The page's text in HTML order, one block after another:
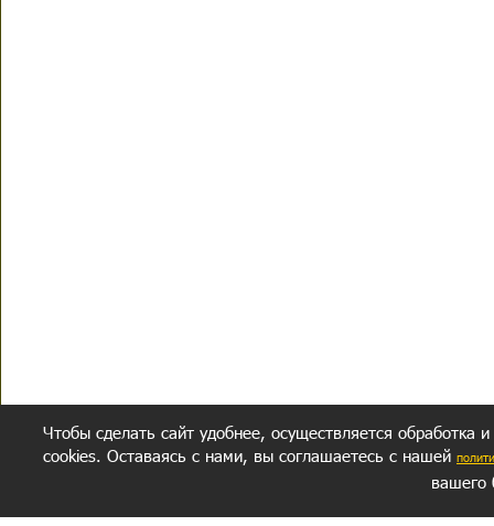
Чтобы сделать сайт удобнее, осуществляется обработка
cookies. Оставаясь с нами, вы соглашаетесь с нашей
вашего